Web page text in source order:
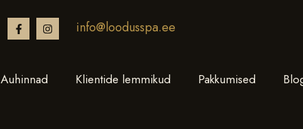
info@loodusspa.ee
Auhinnad Klientide lemmikud Pakkumised